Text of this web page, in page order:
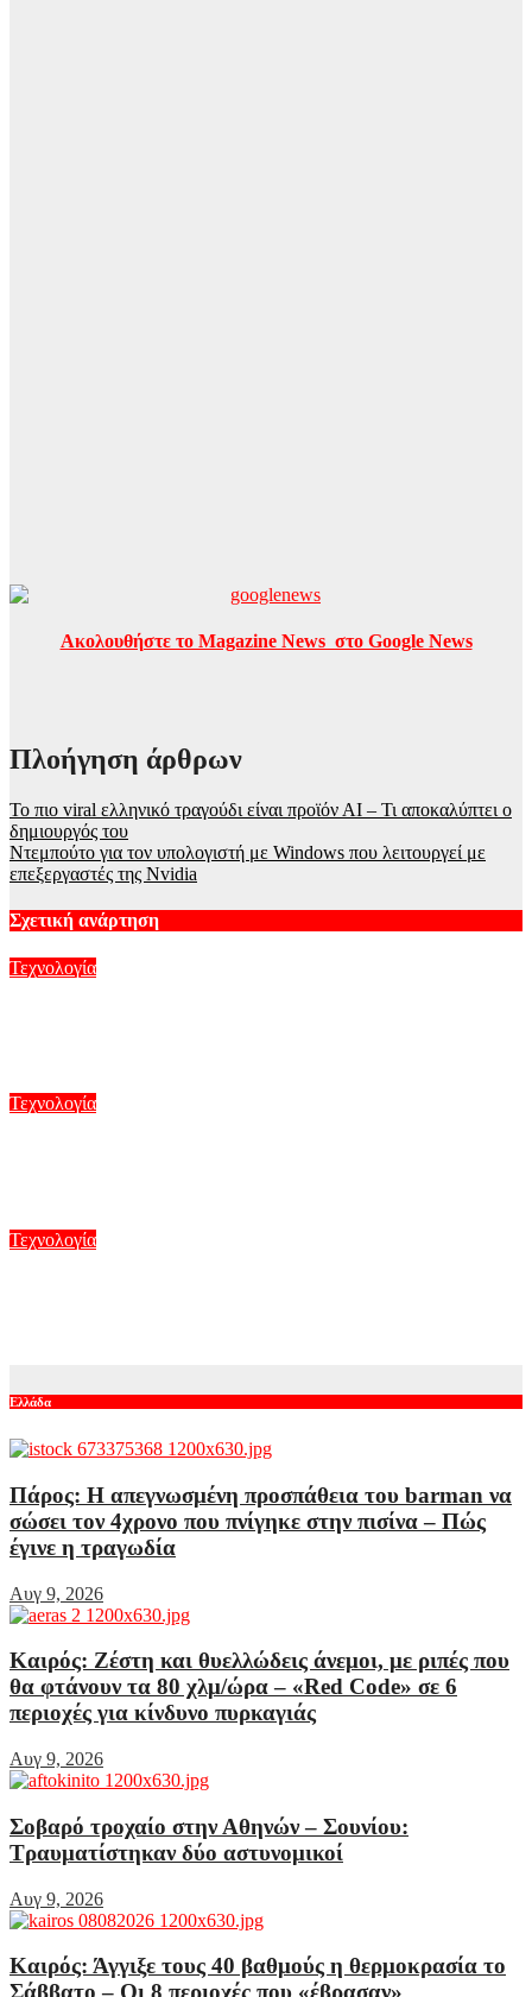
Ακολουθήστε το Magazine News στο Google News
Πλοήγηση άρθρων
Το πιο viral ελληνικό τραγούδι είναι προϊόν ΑΙ – Τι αποκαλύπτει ο
δημιουργός του
Ντεμπούτο για τον υπολογιστή με Windows που λειτουργεί με
επεξεργαστές της Nvidia
Σχετική ανάρτηση
Τεχνολογία
Τεχνολογία
Τεχνολογία
Ελλάδα
Πάρος: Η απεγνωσμένη προσπάθεια του barman να
σώσει τον 4χρονο που πνίγηκε στην πισίνα – Πώς
έγινε η τραγωδία
Αυγ 9, 2026
Καιρός: Ζέστη και θυελλώδεις άνεμοι, με ριπές που
θα φτάνουν τα 80 χλμ/ώρα – «Red Code» σε 6
περιοχές για κίνδυνο πυρκαγιάς
Αυγ 9, 2026
Σοβαρό τροχαίο στην Αθηνών – Σουνίου:
Τραυματίστηκαν δύο αστυνομικοί
Αυγ 9, 2026
Καιρός: Άγγιξε τους 40 βαθμούς η θερμοκρασία το